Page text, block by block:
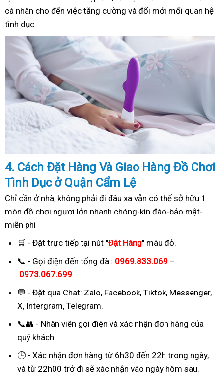
cá nhân cho đến việc tăng cường và đổi mới mối quan hệ
tình dục.
4. Cách Đặt Hàng Và Giao Hàng Đồ Chơi
Tình Dục ở Quận Cẩm Lệ
Chỉ cần ở nhà, không phải đi đâu xa vẫn có thể sở hữu 1
món đồ chơi ngươi lớn nhanh chóng-kín đáo-bảo mật-
miễn phí
🛒 - Đặt trực tiếp tại nút "Đặt Hàng" màu đỏ.
📞 - Gọi điện đến tổng đài: 0969.833.069 –
0973.067.699.
💬 - Đặt qua Chat: Zalo, Facebook, Tiktok, Messenger,
X, Intergram, Telegram.
📞👥 - Nhân viên gọi điện và xác nhận đơn hàng của
quý khách.
🕒 - Xác nhận đơn hàng từ 6h30 đến 22h trong ngày,
và từ 22h00 trở đi sẽ xác nhận vào ngày hôm sau.